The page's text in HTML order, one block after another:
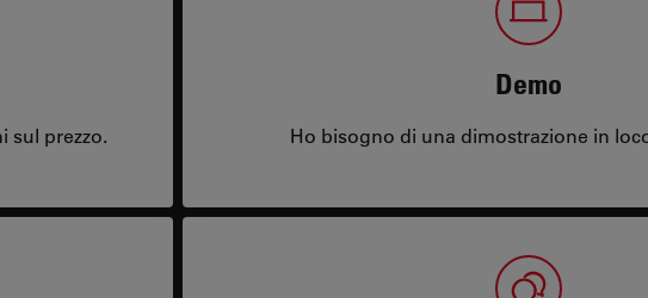
sul prezzo.
Demo
Ho bisogno di una dimostrazione in